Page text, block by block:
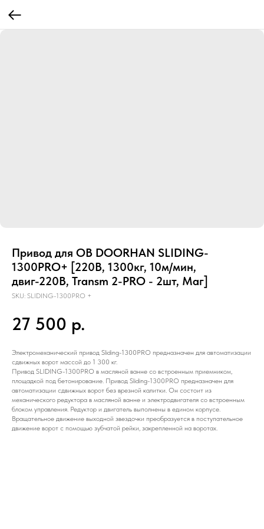
Привод для ОВ DOORHAN SLIDING-
1300PRO+ [220В, 1300кг, 10м/мин,
двиг-220В, Transm 2-PRO - 2шт, Маг]
SKU: SLIDING-1300PRO +
27 500 р.
Электромеханический привод Sliding-1300PRO предназнaчен для aвтоматизации
сдвижных ворот массой до 1 300 кг.
Привод SLIDING-1300PRO в масляной ванне со встроенным приемником,
площадкой под бетонирование. Привод Sliding-1300PRO предназначен для
автоматизации сдвижных ворот без врезной калитки. Он состоит из
механического редуктора в масляной ванне и электродвигателя со встроенным
блоком управления. Редуктор и двигатель выполнены в едином корпусе.
Вращательное движение выходной звездочки преобразуется в поступательное
движение ворот с помощью зубчатой рейки, закрепленной на воротах.